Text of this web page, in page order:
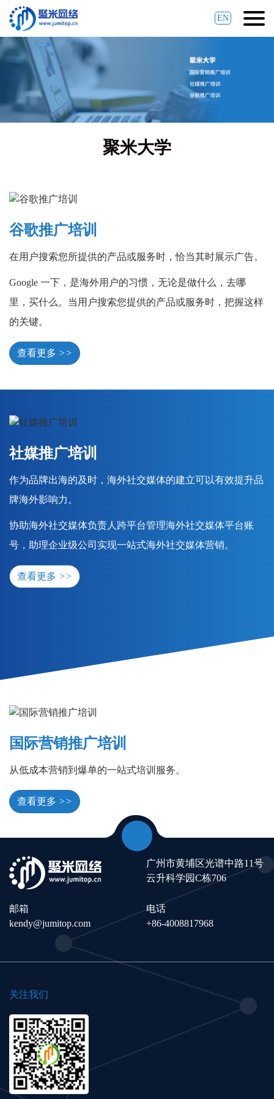
EN
聚米大学
谷歌推广培训
在用户搜索您所提供的产品或服务时，恰当其时展示广告。
Google 一下，是海外用户的习惯，无论是做什么，去哪
里，买什么。当用户搜索您提供的产品或服务时，把握这样
的关键。
查看更多 >>
社媒推广培训
作为品牌出海的及时，海外社交媒体的建立可以有效提升品
牌海外影响力。
协助海外社交媒体负责人跨平台管理海外社交媒体平台账
号，助理企业级公司实现一站式海外社交媒体营销。
查看更多 >>
国际营销推广培训
从低成本营销到爆单的一站式培训服务。
查看更多 >>
广州市黄埔区光谱中路11号
云升科学园C栋706
邮箱
kendy@jumitop.com
电话
+86-4008817968
关注我们